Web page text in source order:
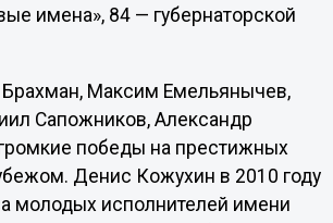
имена», 84 — губернаторской
Максим Емельянычев,
Сапожников, Александр
победы на престижных
Денис Кожухин в 2010 году
молодых исполнителей имени